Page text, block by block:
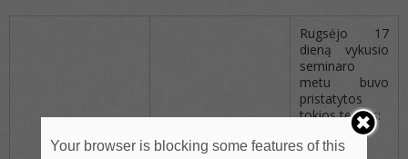
Rugsėjo 17
dieną vykusio
seminaro
metu buvo
pristatytos
tokios temos:
Your browser is blocking some features of this